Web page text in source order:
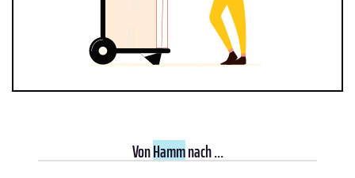
VonHammnach ...